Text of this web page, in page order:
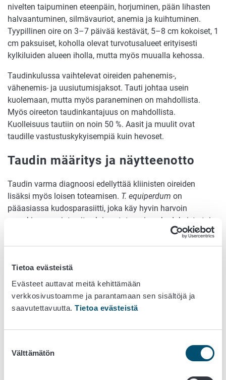
Tietoa evästeistä
Evästeet auttavat meitä kehittämään
verkkosivustoamme ja parantamaan sen sisältöjä ja
saavutettavuutta. Tietoa evästeistä
valinta
Välttämätön
nivelten taipuminen eteenpäin, horjuminen, pään lihasten
halvaantuminen, silmävauriot, anemia ja kuihtuminen.
Tyypillinen oire on 3–7 päivää kestävät, 5–8 cm kokoiset, 1
cm paksuiset, koholla olevat turvotusalueet erityisesti
kylkiluiden alueen iholla, mutta myös muualla kehossa.
Taudinkulussa vaihtelevat oireiden pahenemis-,
vähenemis- ja uusiutumisjaksot. Tauti johtaa usein
kuolemaan, mutta myös paraneminen on mahdollista.
Myös oireeton taudinkantajuus on mahdollista.
Kuolleisuus tautiin on noin 50 %. Aasit ja muulit ovat
taudille vastustuskykyisempiä kuin hevoset.
Taudin määritys ja näytteenotto
Taudin varma diagnoosi edellyttää kliinisten oireiden
lisäksi myös loisen toteamisen. T. equiperdum on
pääasiassa kudosparasiitti, joka käy hyvin harvoin
verenkierrossa joten itse loisen toteaminen kudoksista tai
genitaalieritteistä on hyvin hankalaa. Käytännössä
diagnoosi perustuu oireisiin ja vasta-ainemääritykseen
aineita on infektoituneen eläimen veressä, vaikka sillä ei
olisi oireitakaan.
Näytteeksi otetaan kokoverta, josta erotetaan tutkimusta
varten seerumi.